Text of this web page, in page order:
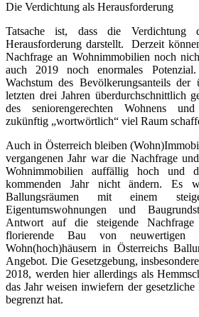
Die Verdichtung als Herausforderung
Tatsache ist, dass die Verdichtung
Herausforderung darstellt. Derzeit
Nachfrage an Wohnimmobilien noch
auch 2019 noch enormales
Wachstum des Bevölkerungsanteils
letzten drei Jahren überdurchschnittlich
des seniorengerechten Wohnens
zukünftig „wortwörtlich“ viel Raum
Auch in Österreich bleiben
vergangenen Jahr war die Nachfrage
Wohnimmobilien auffällig hoch und
kommenden Jahr nicht ändern.
Ballungsräumen mit einem
Eigentumswohnungen und
Antwort auf die steigende
florierende Bau von neuwertigen
Wohn(hoch)häusern in Österreichs
Angebot. Die Gesetzgebung,
2018, werden hier allerdings als
das Jahr weisen inwiefern der
begrenzt hat.